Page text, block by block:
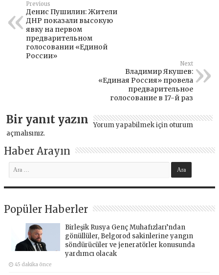
Previous
Денис Пушилин: Жители
ДНР показали высокую
явку на первом
предварительном
голосовании «Единой
России»
Next
Владимир Якушев:
«Единая Россия» провела
предварительное
голосование в 17-й раз
Bir yanıt yazın Yorum yapabilmek için oturum
açmalısınız.
Haber Arayın
Popüler Haberler
Birleşik Rusya Genç Muhafızları’ndan
gönüllüler, Belgorod sakinlerine yangın
söndürücüler ve jeneratörler konusunda
yardımcı olacak
45 dakika önce